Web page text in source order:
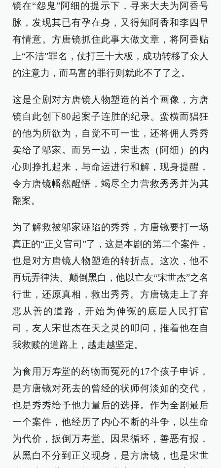
镜在“怨鬼”阿细的提示下，寻来大夫为阿香号
脉，发现其已有孕在身，又得知阿香和李四早
有情意。方唐镜抓住此事大做文章，将阿香贴
上“不洁”罪名，仗打三十大板，成功转移了众人
的注意力，而马富的罪行则就此不了了之。
这是全剧对方唐镜人物塑造的首个画像，方唐
镜自此创下80起案子连胜的纪录。蛮横而猖狂
的他为所欲为，自觉不可一世，还将佣人秀秀
卖给了邬家。而另一边，宋世杰（阿细）的内
心则挣扎起来，与命运进行和解，现身提醒，
令方唐镜幡然醒悟，竭尽全力营救秀秀并为其
翻案。
为了解救被邬家诬陷的秀秀，方唐镜要打一场
真正的“正义官司”了，这是本剧的第二个案件，
也是对方唐镜人物塑造的转折点。这次，他不
再玩弄律法、颠倒黑白，他以亡友“宋世杰”之名
行世，还原真相，救出秀秀。方唐镜走上了弃
恶从善的道路，开始为伸冤的底层人民打官
司，友人宋世杰在天之灵的叩问，推着他在自
我救赎的道路上，越走越坚定。
为食用万寿堂的药物而冤死的17个孩子申诉，
是方唐镜对死去的曾经的状师何淡如的交代，
也是秀秀给予他力量后的选择。作为全剧最后
一个案件，他经历了内心不断的斗争，以生命
为代价，扳倒万寿堂。因果循环，善恶有报，
从黑白不分到正义现身，是方唐镜，也是宋世